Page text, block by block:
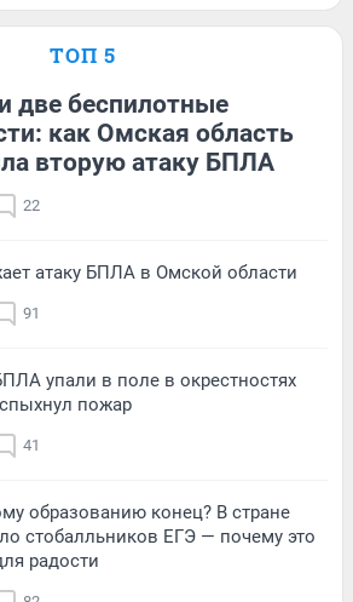
ТОП 5
две беспилотные
как Омская область
вторую атаку БПЛА
22
атаку БПЛА в Омской области
91
упали в поле в окрестностях
пожар
41
образованию конец? В стране
стобалльников ЕГЭ — почему это
радости